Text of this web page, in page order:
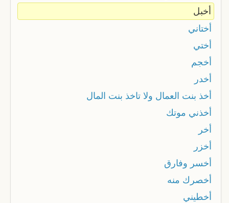
أخبل
أختاني
أختي
أخجم
أخدر
أخذ بنت العمال ولا تاخذ بنت المال
أخذني موتك
أخر
أخزر
أخسر وفارق
أخصرك منه
أخطيني